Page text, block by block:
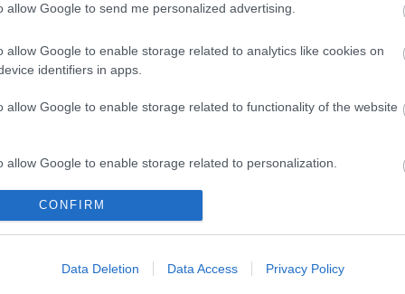
allow Google to send me personalized advertising.
allow Google to enable storage related to analytics like cookies on
identifiers in apps.
allow Google to enable storage related to functionality of the website
allow Google to enable storage related to personalization.
allow Google to enable storage related to security, including
functionality and fraud prevention, and other user protection.
CONFIRM
Data Deletion Data Access Privacy Policy
SZABAD
SZÍNHÁZI
GLOBÁLIS